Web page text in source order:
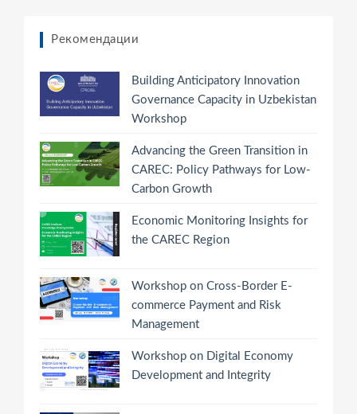
Рекомендации
Building Anticipatory Innovation
Governance Capacity in Uzbekistan
Workshop
Advancing the Green Transition in
CAREC: Policy Pathways for Low-
Carbon Growth
Economic Monitoring Insights for
the CAREC Region
Workshop on Cross-Border E-
commerce Payment and Risk
Management
Workshop on Digital Economy
Development and Integrity